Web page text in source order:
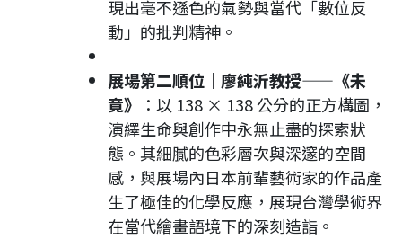
現出毫不遜色的氣勢與當代「數位反
動」的批判精神。
展場第二順位｜廖純沂教授——《未
竟》
：以 138 × 138 公分的正方構圖，
演繹生命與創作中永無止盡的探索狀
態。其細膩的色彩層次與深邃的空間
感，與展場內日本前輩藝術家的作品產
生了極佳的化學反應，展現台灣學術界
在當代繪畫語境下的深刻造詣。